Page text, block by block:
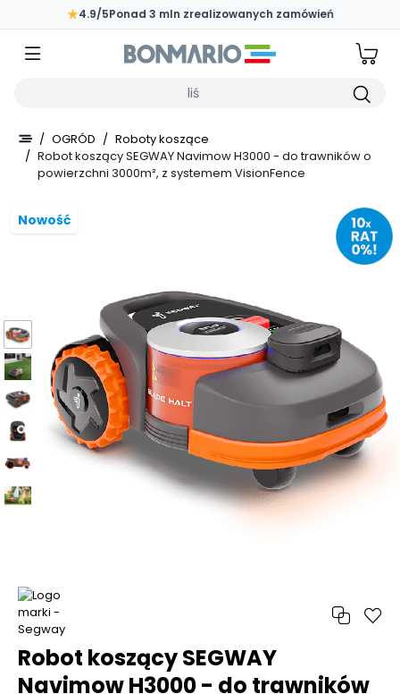
Przejdź do głównej zawartości strony
★4.9/5Ponad 3 mln zrealizowanych zamówień
/ OGRÓD / Roboty koszące
/ Robot koszący SEGWAY Navimow H3000 - do trawników o
powierzchni 3000m², z systemem VisionFence
Robot koszący SEGWAY
Navimow H3000 - do trawników
Nowość